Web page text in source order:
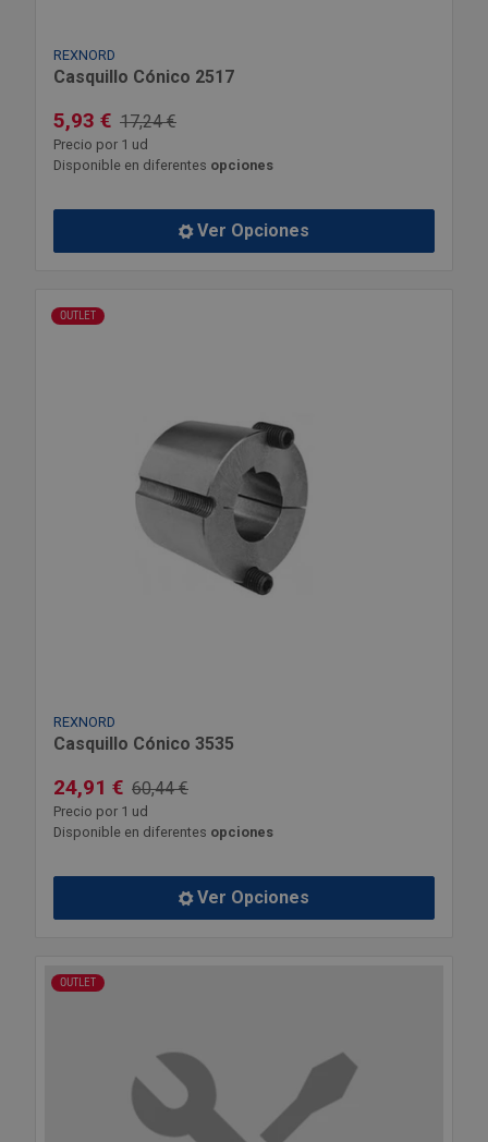
REXNORD
Casquillo Cónico 2517
5,93 € 17,24 €
Precio por 1 ud
Disponible en diferentes opciones
Ver Opciones
OUTLET
REXNORD
Casquillo Cónico 3535
24,91 € 60,44 €
Precio por 1 ud
Disponible en diferentes opciones
Ver Opciones
OUTLET